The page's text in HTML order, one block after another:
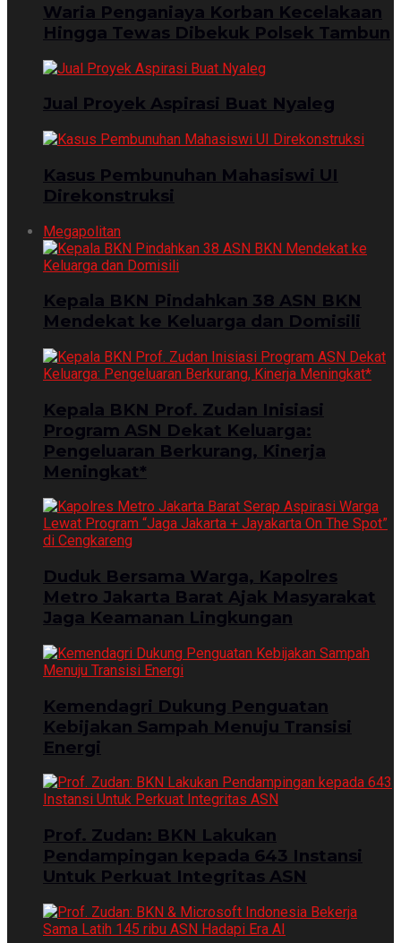
Waria Penganiaya Korban Kecelakaan
Hingga Tewas Dibekuk Polsek Tambun
Jual Proyek Aspirasi Buat Nyaleg
Kasus Pembunuhan Mahasiswi UI
Direkonstruksi
Megapolitan
Kepala BKN Pindahkan 38 ASN BKN
Mendekat ke Keluarga dan Domisili
Kepala BKN Prof. Zudan Inisiasi
Program ASN Dekat Keluarga:
Pengeluaran Berkurang, Kinerja
Meningkat*
Duduk Bersama Warga, Kapolres
Metro Jakarta Barat Ajak Masyarakat
Jaga Keamanan Lingkungan
Kemendagri Dukung Penguatan
Kebijakan Sampah Menuju Transisi
Energi
Prof. Zudan: BKN Lakukan
Pendampingan kepada 643 Instansi
Untuk Perkuat Integritas ASN